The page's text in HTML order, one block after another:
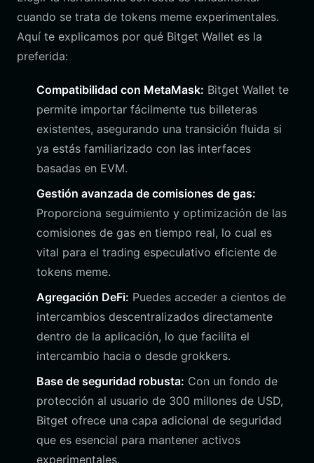
cuando se trata de tokens meme experimentales.
Aquí te explicamos por qué Bitget Wallet es la
preferida:
Compatibilidad con MetaMask: Bitget Wallet te
permite importar fácilmente tus billeteras
existentes, asegurando una transición fluida si
ya estás familiarizado con las interfaces
basadas en EVM.
Gestión avanzada de comisiones de gas:
Proporciona seguimiento y optimización de las
comisiones de gas en tiempo real, lo cual es
vital para el trading especulativo eficiente de
tokens meme.
Agregación DeFi: Puedes acceder a cientos de
intercambios descentralizados directamente
dentro de la aplicación, lo que facilita el
intercambio hacia o desde grokkers.
Base de seguridad robusta: Con un fondo de
protección al usuario de 300 millones de USD,
Bitget ofrece una capa adicional de seguridad
que es esencial para mantener activos
experimentales.